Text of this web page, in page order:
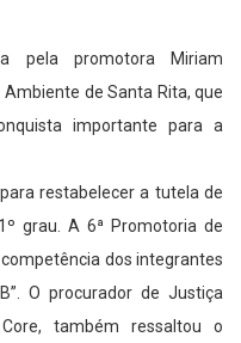
pela promotora Miriam
de Santa Rita, que
importante para a
restabelecer a tutela de
grau. A 6ª Promotoria de
dos integrantes
O procurador de Justiça
também ressaltou o